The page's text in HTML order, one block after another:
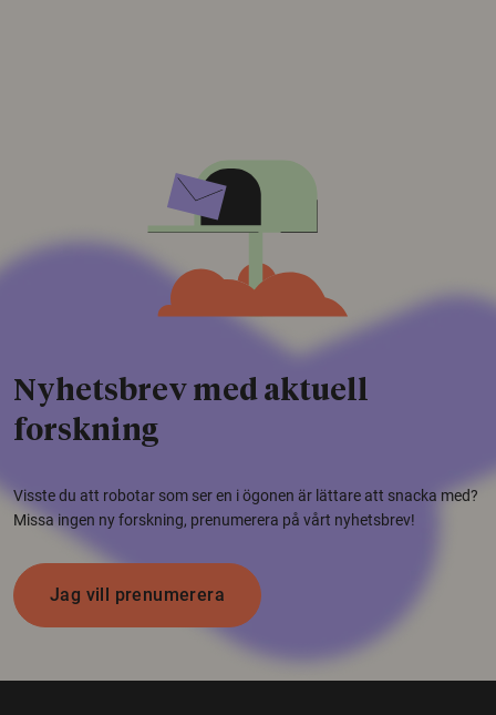
Nyhetsbrev med aktuell
forskning
Visste du att robotar som ser en i ögonen är lättare att snacka med?
Missa ingen ny forskning, prenumerera på vårt nyhetsbrev!
Jag vill prenumerera